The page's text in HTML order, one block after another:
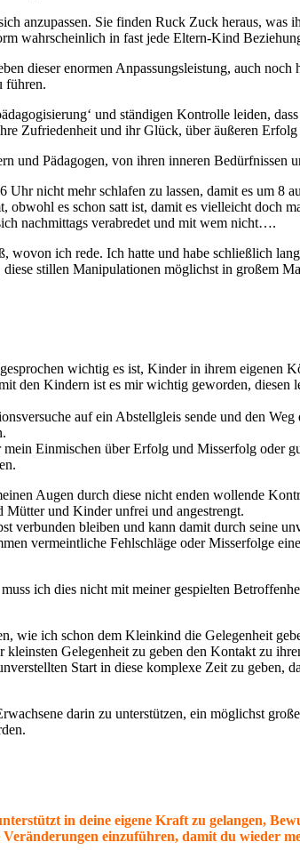
anzupassen. Sie finden Ruck Zuck heraus, was
wahrscheinlich in fast jede Eltern-Kind
dieser enormen Anpassungsleistung, auch
führen.
und ständigen Kontrolle leiden,
Zufriedenheit und ihr Glück, über äußeren
und Pädagogen, von ihren inneren Bedürfnissen
nicht mehr schlafen zu lassen, damit es um 8
obwohl es schon satt ist, damit es vielleicht
nachmittags verabredet und mit wem nicht….
ich rede. Ich hatte und habe schließlich
stillen Manipulationen möglichst in großem
wichtig es ist, Kinder in ihrem eigenen
den Kindern ist es mir wichtig geworden,
auf ein Abstellgleis sende und den
Einmischen über Erfolg und Misserfolg oder
Augen durch diese nicht enden wollende
Mütter und Kinder unfrei und angestrengt.
verbunden bleiben und kann damit durch seine
vermeintliche Fehlschläge oder Misserfolge
ich dies nicht mit meiner gespielten
wie ich schon dem Kleinkind die Gelegenheit
Gelegenheit zu geben den Kontakt zu
Start in diese komplexe Zeit zu geben,
darin zu unterstützen, ein möglichst
in deine eigene Kraft zu gelangen,
einzuführen, damit du wieder